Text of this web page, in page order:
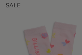
SALE